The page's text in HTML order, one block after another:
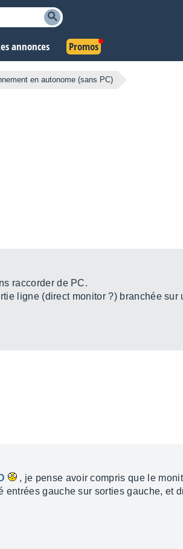
annonces Promos
en autonome (sans PC)
raccorder de PC.
ligne (direct monitor ?) branchée sur
, je pense avoir compris que le
gauche sur sorties gauche, et